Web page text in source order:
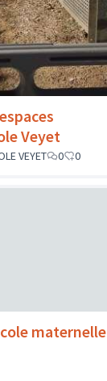
Veyet
VEYET
0 0
maternelle